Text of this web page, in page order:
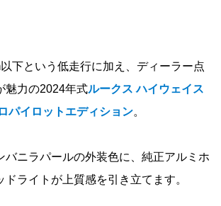
下という低走行に加え、ディーラー点
魅力の2024年式ルークス ハイウェイス
パイロットエディション。
バニラパールの外装色に、純正アルミホ
ライトが上質感を引き立てます。